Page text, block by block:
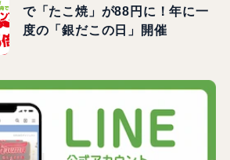
で「たこ焼」が88円に！年に一
度の「銀だこの日」開催